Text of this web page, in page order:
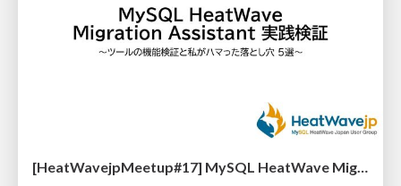
[HeatWavejpMeetup#17] MySQL HeatWave Migration Assistant 実践検証 [神田 智大 氏 (株式会社パソナデータ&デザイン)]